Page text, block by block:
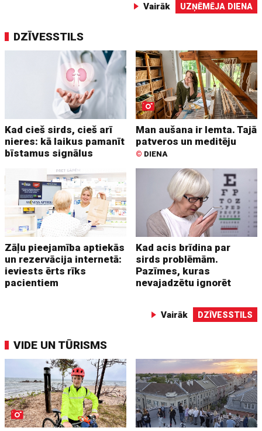
Vairāk UZŅĒMĒJA DIENA
DZĪVESSTILS
Kad cieš sirds, cieš arī
nieres: kā laikus pamanīt
bīstamus signālus
Man aušana ir lemta. Tajā
patveros un meditēju
© DIENA
Zāļu pieejamība aptiekās
un rezervācija internetā:
ieviests ērts rīks
pacientiem
Kad acis brīdina par
sirds problēmām.
Pazīmes, kuras
nevajadzētu ignorēt
Vairāk DZĪVESSTILS
VIDE UN TŪRISMS